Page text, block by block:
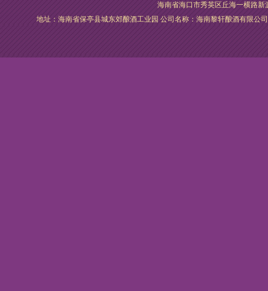
海南省海口市秀英区丘海一横路
地址：海南省保亭县城东郊酿酒工业园 公司名称：海南黎轩酿酒有限